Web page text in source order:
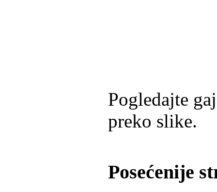
Pogledajte
preko slike.
Posećenije